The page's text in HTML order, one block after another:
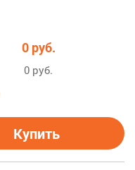
0 руб.
0 руб.
Купить